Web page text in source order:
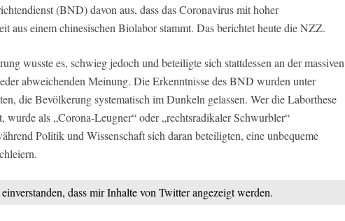
(BND) davon aus, dass das Coronavirus mit hoher
aus einem chinesischen Biolabor stammt. Das berichtet heute die NZZ.
wusste es, schwieg jedoch und beteiligte sich stattdessen an der massiven
abweichenden Meinung. Die Erkenntnisse des BND wurden unter
die Bevölkerung systematisch im Dunkeln gelassen. Wer die Laborthese
wurde als „Corona-Leugner“ oder „rechtsradikaler Schwurbler“
Politik und Wissenschaft sich daran beteiligten, eine unbequeme
dass mir Inhalte von Twitter angezeigt werden.